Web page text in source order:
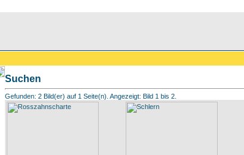
Suchen
Gefunden: 2 Bild(er) auf 1 Seite(n). Angezeigt: Bild 1 bis 2.